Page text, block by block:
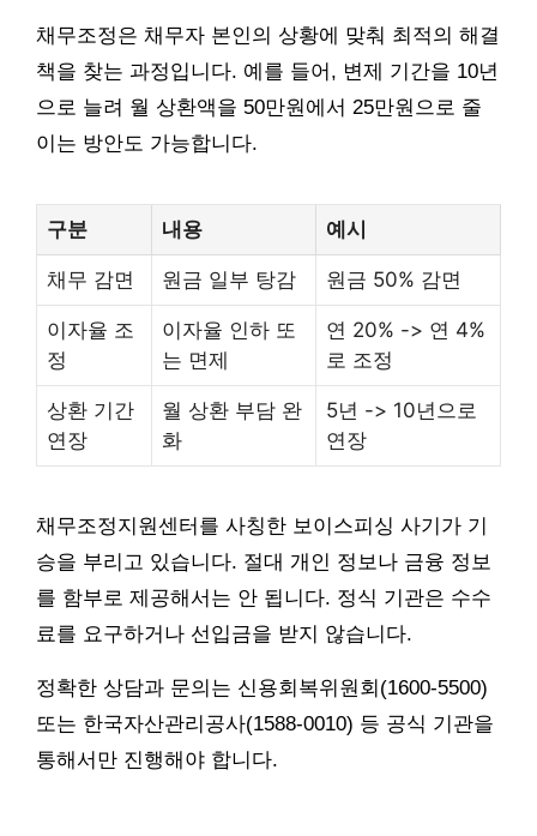
채무조정은 채무자 본인의 상황에 맞춰 최적의 해결
책을 찾는 과정입니다. 예를 들어, 변제 기간을 10년
으로 늘려 월 상환액을 50만원에서 25만원으로 줄
이는 방안도 가능합니다.
구분 내용 예시
채무 감면 원금 일부 탕감 원금 50% 감면
이자율 조
정
이자율 인하 또
는 면제
연 20% -> 연 4%
로 조정
상환 기간
연장
월 상환 부담 완
화
5년 -> 10년으로
연장
채무조정지원센터를 사칭한 보이스피싱 사기가 기
승을 부리고 있습니다. 절대 개인 정보나 금융 정보
를 함부로 제공해서는 안 됩니다. 정식 기관은 수수
료를 요구하거나 선입금을 받지 않습니다.
정확한 상담과 문의는 신용회복위원회(1600-5500)
또는 한국자산관리공사(1588-0010) 등 공식 기관을
통해서만 진행해야 합니다.